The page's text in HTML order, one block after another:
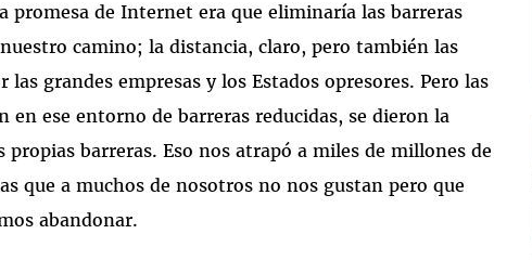
promesa de Internet era que eliminaría las barreras
camino; la distancia, claro, pero también las
las grandes empresas y los Estados opresores. Pero las
en ese entorno de barreras reducidas, se dieron la
propias barreras. Eso nos atrapó a miles de millones de
que a muchos de nosotros no nos gustan pero que
abandonar.